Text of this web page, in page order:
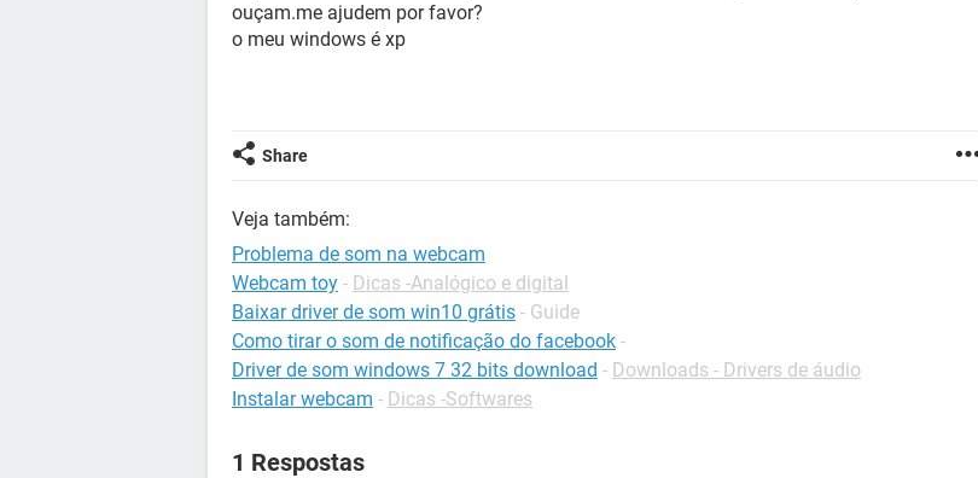
ouçam.me ajudem por favor?
o meu windows é xp
Share
Veja também:
Problema de som na webcam
Webcam toy - Dicas -Analógico e digital
Baixar driver de som win10 grátis - Guide
Como tirar o som de notificação do facebook -
Driver de som windows 7 32 bits download - Downloads - Drivers de áudio
Instalar webcam - Dicas -Softwares
1 Respostas